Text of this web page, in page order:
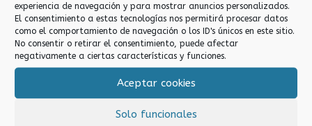
experiencia de navegación y para mostrar anuncios personalizados.
El consentimiento a estas tecnologías nos permitirá procesar datos
como el comportamiento de navegación o los ID's únicos en este sitio.
No consentir o retirar el consentimiento, puede afectar
negativamente a ciertas características y funciones.
Aceptar cookies
Solo funcionalesPunta plana